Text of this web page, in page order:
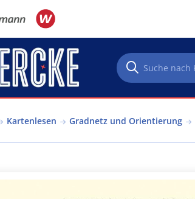
Kartenlesen Gradnetz und Orientierung